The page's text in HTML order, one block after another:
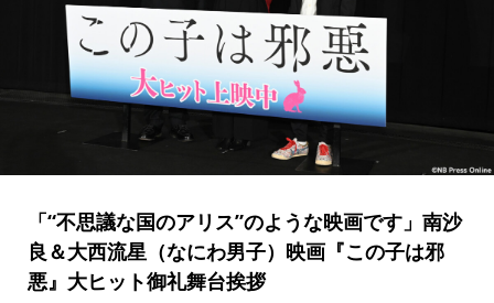
「“不思議な国のアリス”のような映画です」南沙
良＆大西流星（なにわ男子）映画『この子は邪
悪』大ヒット御礼舞台挨拶